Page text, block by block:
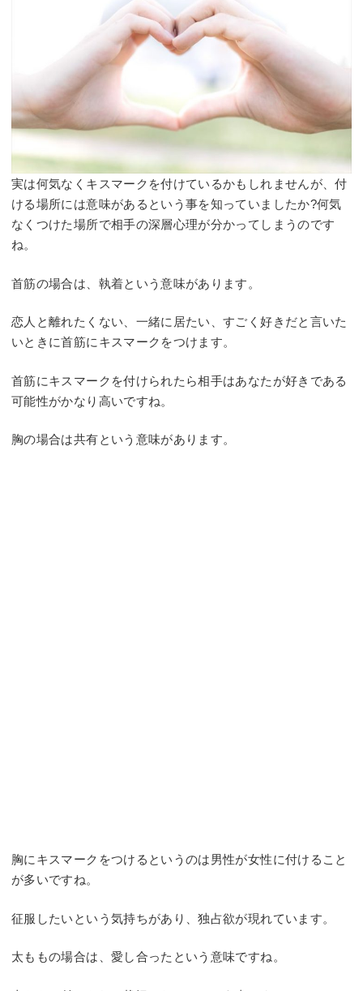
実は何気なくキスマークを付けているかもしれませんが、付
ける場所には意味があるという事を知っていましたか?何気
なくつけた場所で相手の深層心理が分かってしまうのです
ね。
首筋の場合は、執着という意味があります。
恋人と離れたくない、一緒に居たい、すごく好きだと言いた
いときに首筋にキスマークをつけます。
首筋にキスマークを付けられたら相手はあなたが好きである
可能性がかなり高いですね。
胸の場合は共有という意味があります。
胸にキスマークをつけるというのは男性が女性に付けること
が多いですね。
征服したいという気持ちがあり、独占欲が現れています。
太ももの場合は、愛し合ったという意味ですね。